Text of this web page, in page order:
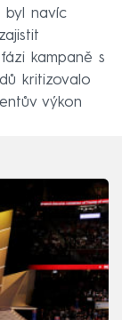
byl navíc
kampaně s
kritizovalo
výkon